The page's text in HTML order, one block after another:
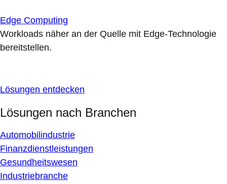
Edge Computing
Workloads näher an der Quelle mit Edge-Technologie
bereitstellen.
Lösungen entdecken
Lösungen nach Branchen
Automobilindustrie
Finanzdienstleistungen
Gesundheitswesen
Industriebranche